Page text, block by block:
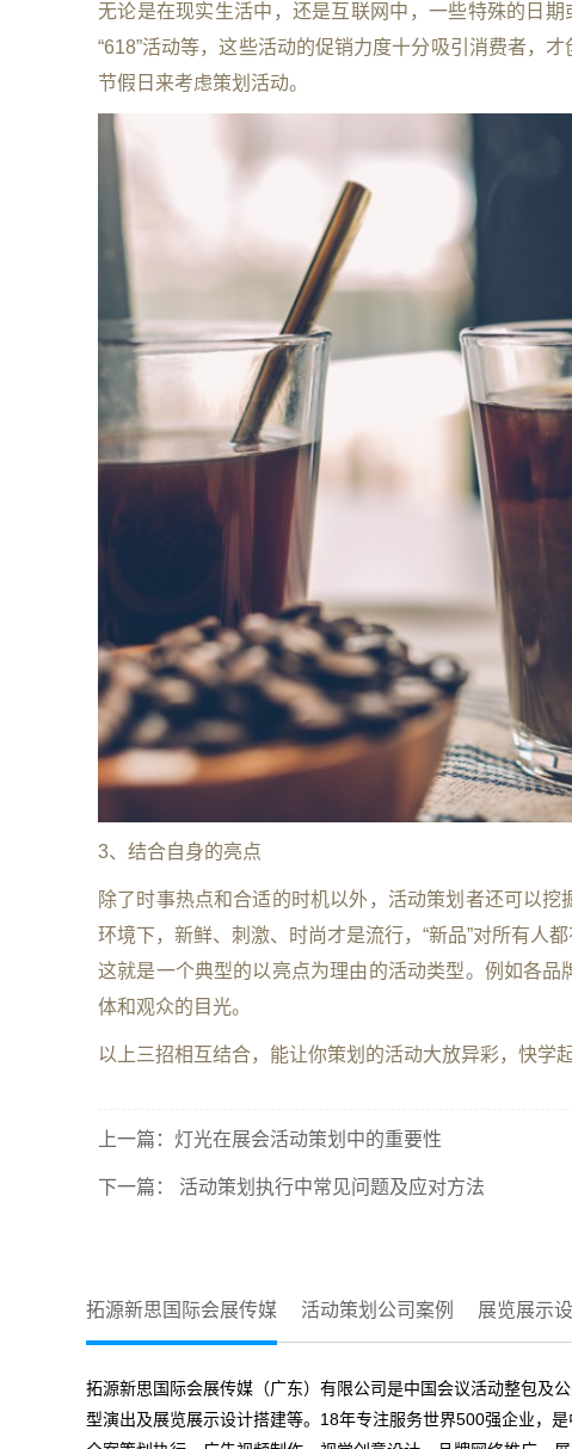
无论是在现实生活中，还是互联网中，一些特殊的日期
“618”活动等，这些活动的促销力度十分吸引消费者，
节假日来考虑策划活动。
3、结合自身的亮点
除了时事热点和合适的时机以外，活动策划者还可以
环境下，新鲜、刺激、时尚才是流行，“新品”对所有人
这就是一个典型的以亮点为理由的活动类型。例如各
体和观众的目光。
以上三招相互结合，能让你策划的活动大放异彩，快学起
上一篇： 灯光在展会活动策划中的重要性
下一篇： 活动策划执行中常见问题及应对方法
拓源新思国际会展传媒 活动策划公司案例 展览展示
拓源新思国际会展传媒（广东）有限公司是中国会议活动整包及
型演出及展览展示设计搭建等。18年专注服务世界500强企业，